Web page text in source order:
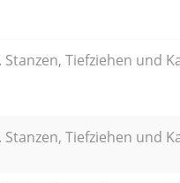
Stanzen, Tiefziehen und
Stanzen, Tiefziehen und